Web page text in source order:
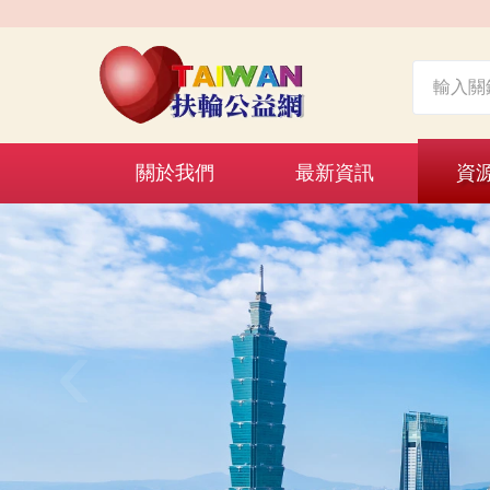
關於我們 最新資訊 資
‹